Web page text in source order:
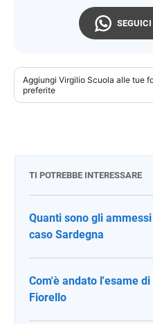
Aggiungi Virgilio Scuola alle tue
preferite
TI POTREBBE INTERESSARE
Quanti sono gli
caso Sardegna
Com'è andato l'esame
Fiorello